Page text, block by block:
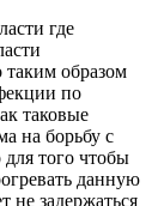
где
таким образом
по
таковые
на борьбу с
того чтобы
данную
не задержаться